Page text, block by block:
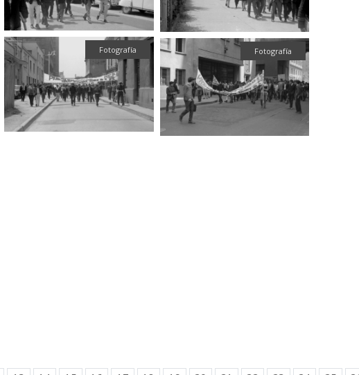
Fotografía Fotografía